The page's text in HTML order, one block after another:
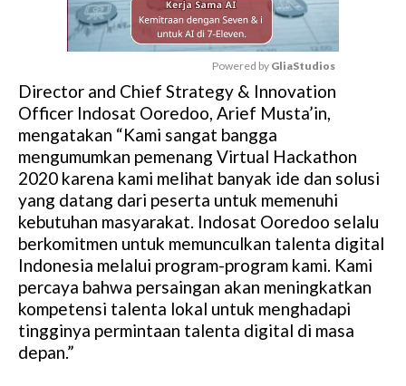
M
u
e
Powered by GliaStudios
Director and Chief Strategy & Innovation
Officer Indosat Ooredoo, Arief Musta’in,
mengatakan “Kami sangat bangga
mengumumkan pemenang Virtual Hackathon
2020 karena kami melihat banyak ide dan solusi
yang datang dari peserta untuk memenuhi
kebutuhan masyarakat. Indosat Ooredoo selalu
berkomitmen untuk memunculkan talenta digital
Indonesia melalui program-program kami. Kami
percaya bahwa persaingan akan meningkatkan
kompetensi talenta lokal untuk menghadapi
tingginya permintaan talenta digital di masa
depan.”